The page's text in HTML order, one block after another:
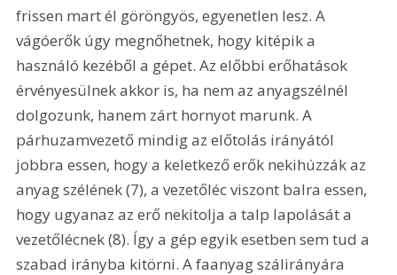
frissen mart él göröngyös, egyenetlen lesz. A
vágóerők úgy megnőhetnek, hogy kitépik a
használó kezéből a gépet. Az előbbi erőhatások
érvényesülnek akkor is, ha nem az anyagszélnél
dolgozunk, hanem zárt hornyot marunk. A
párhuzamvezető mindig az előtolás irányától
jobbra essen, hogy a keletkező erők nekihúzzák az
anyag szélének (7), a vezetőléc viszont balra essen,
hogy ugyanaz az erő nekitolja a talp lapolását a
vezetőlécnek (8). Így a gép egyik esetben sem tud a
szabad irányba kitörni. A faanyag szálirányára